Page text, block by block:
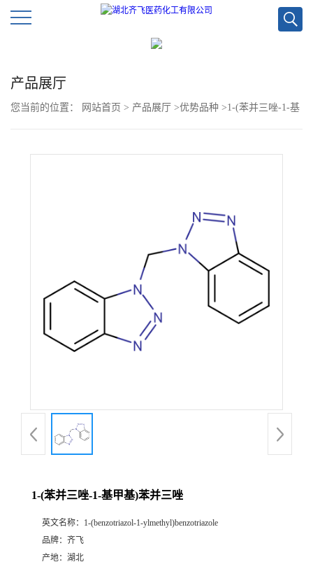
司
页
态
产品展厅
您当前的位置： 网站首页 > 产品展厅 >优势品种 >1-(苯并三唑-1-基
1-(苯并三唑-1-基甲基)苯并三唑
英文名称： 1-(benzotriazol-1-ylmethyl)benzotriazole
品牌： 齐飞
产地： 湖北